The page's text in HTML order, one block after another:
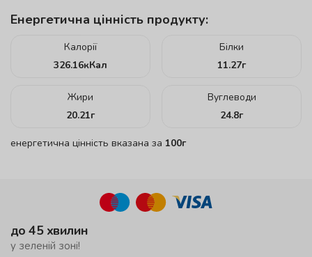
Енергетична цінність продукту:
Калорії
326.16кКал
Білки
11.27г
Жири
20.21г
Вуглеводи
24.8г
енергетична цінність вказана за 100г
до 45 хвилин
у зеленій зоні!